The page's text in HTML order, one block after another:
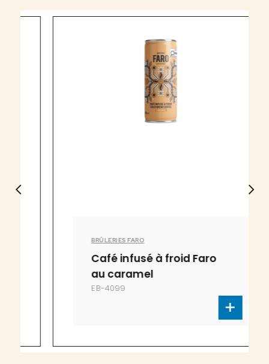
BRÛLERIES FARO
Café infusé à froid Faro
au caramel
EB-4099